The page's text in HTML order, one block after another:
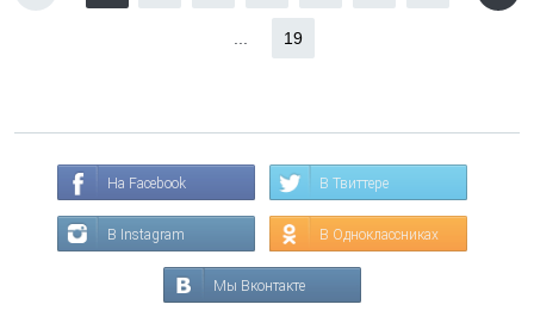
19
На Facebook В Твиттере
В Instagram В Одноклассниках
Мы Вконтакте